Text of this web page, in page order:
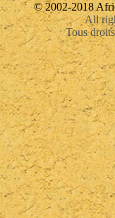
© 2002-2018
All
Tous